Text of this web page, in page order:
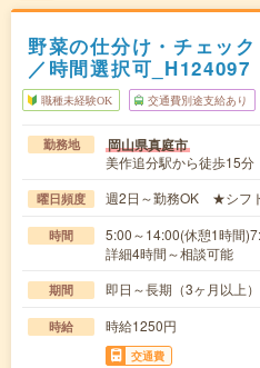
野菜の仕分け・チェッ
／時間選択可_H124097
職種未経験OK 交通費別途支給あり
勤務地 岡山県真庭市
美作追分駅から徒歩15分
曜日頻度 週2日～勤務OK ★シフ
時間
5:00～14:00(休憩1時間
詳細4時間～相談可能
期間 即日～長期（3ヶ月以上
時給 時給1250円
交通費